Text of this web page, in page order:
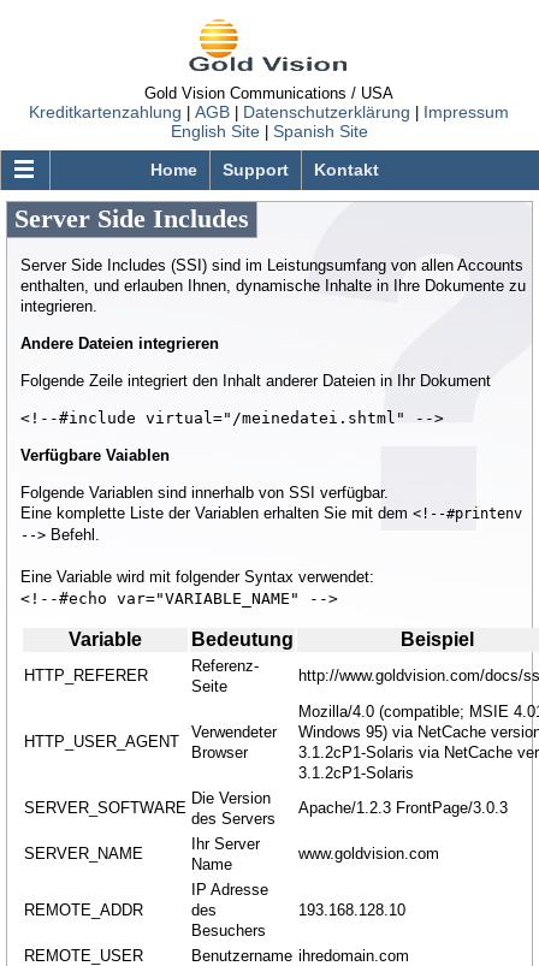
Gold Vision Communications / USA
Kreditkartenzahlung AGB Datenschutzerklärung
Impressum
English Site| Spanish Site
Home
Support Kontakt
GOLDVISION.COM
Web Hosting
Virtual Dedicated Server
GVCore Cloud Server
Windows Server
Domain Registrierung
Order Status
Support
FAQ
Web Hosting Accounts
Basic CGI-Service
Email
CGI/Scripting
PHP
SSI
Angepasste Lösungen
Server Side Includes
Server Side Includes (SSI) sind im Leistungsumfang von allen Accounts
enthalten, und erlauben Ihnen, dynamische Inhalte in Ihre Dokumente zu
integrieren.
Andere Dateien integrieren
Folgende Zeile integriert den Inhalt anderer Dateien in Ihr Dokument
<!--#include virtual="/meinedatei.shtml" -->
Verfügbare Vaiablen
Folgende Variablen sind innerhalb von SSI verfügbar.
Eine komplette Liste der Variablen erhalten Sie mit dem <!--#printenv
--> Befehl.
Eine Variable wird mit folgender Syntax verwendet:
<!--#echo var="VARIABLE_NAME" -->
Variable Bedeutung Beispiel
HTTP_REFERER
Referenz-
Seite
http://www.goldvision.com/docs/
HTTP_USER_AGENT
Verwendeter
Browser
Mozilla/4.0 (compatible; MSIE
Windows 95) via NetCache
3.1.2cP1-Solaris via NetCache
3.1.2cP1-Solaris
SERVER_SOFTWARE
Die Version
des Servers
Apache/1.2.3 FrontPage/3.0.3
SERVER_NAME
Ihr Server
Name
www.goldvision.com
REMOTE_ADDR
IP Adresse
des
Besuchers
193.168.128.10
REMOTE_USER Benutzername ihredomain.com